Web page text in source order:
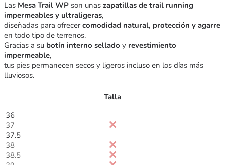
Las Mesa Trail WP son unas zapatillas de trail running
impermeables y ultraligeras,
diseñadas para ofrecer comodidad natural, protección y agarre
en todo tipo de terrenos.
Gracias a su botín interno sellado y revestimiento
impermeable,
tus pies permanecen secos y ligeros incluso en los días más
lluviosos.
Talla
36
37
37.5
38
38.5